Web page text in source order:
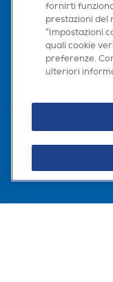
L'AZIENDA
PER I TUOI ACQUISTI
AREA CLIENTI
PRIVACY
fornirti
prestazioni del
“Impostazioni
quali cookie
preferenze.
ulteriori